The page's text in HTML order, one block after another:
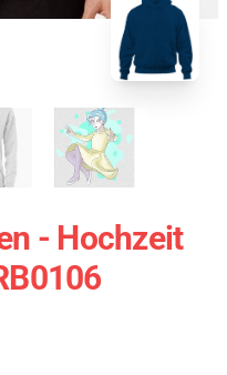
- Hochzeit